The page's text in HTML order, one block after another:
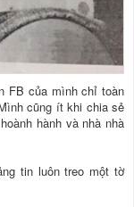
FB của mình chỉ toàn
cũng ít khi chia sẻ
hành và nhà nhà
tin luôn treo một tờ